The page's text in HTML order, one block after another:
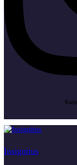
Insignitus